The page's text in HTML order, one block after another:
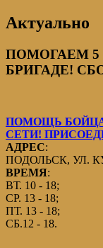
Актуально
ПОМОГАЕМ 5
БРИГАДЕ!
ПОМОЩЬ
СЕТИ!
АДРЕС:
ПОДОЛЬСК, УЛ.
ВРЕМЯ:
ВТ. 10 - 18;
СР. 13 - 18;
ПТ. 13 - 18;
СБ.12 - 18.